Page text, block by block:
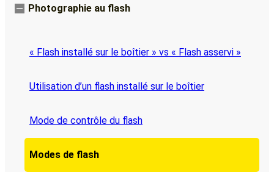
Photographie au flash
« Flash installé sur le boîtier » vs « Flash asservi »
Utilisation d’un flash installé sur le boîtier
Mode de contrôle du flash
Modes de flash